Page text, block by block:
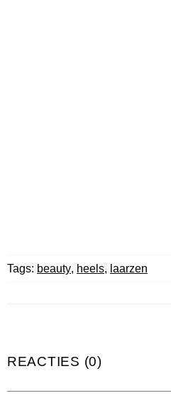
Tags: beauty, heels, laarzen
REACTIES (0)